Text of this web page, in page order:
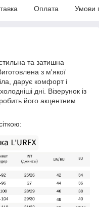
Оплата Умови
та затишна
з м'якої
дарує комфорт і
дні. Візерунок із
його акцентним